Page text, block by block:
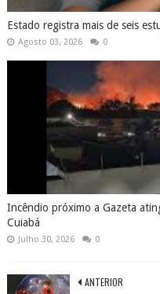
Estado registra mais de seis
Agosto 03, 2026 0
Incêndio próximo a Gazeta
Cuiabá
Julho 30, 2026 0
ANTERIOR